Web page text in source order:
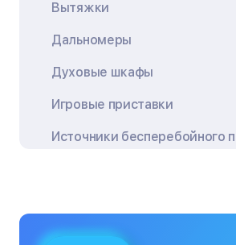
Вытяжки
Дальномеры
Духовые шкафы
Игровые приставки
Источники бесперебойного
Кофемашины